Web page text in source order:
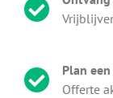
Plan
Offerte